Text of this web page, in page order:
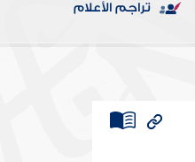
تراجم الأعلام